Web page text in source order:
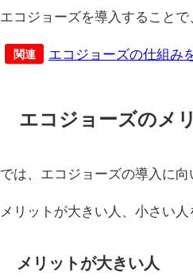
エコジョーズを導入すること
関連 エコジョーズの仕組み
エコジョーズのメ
では、エコジョーズの導入に
メリットが大きい人、小さい人
メリットが大きい人